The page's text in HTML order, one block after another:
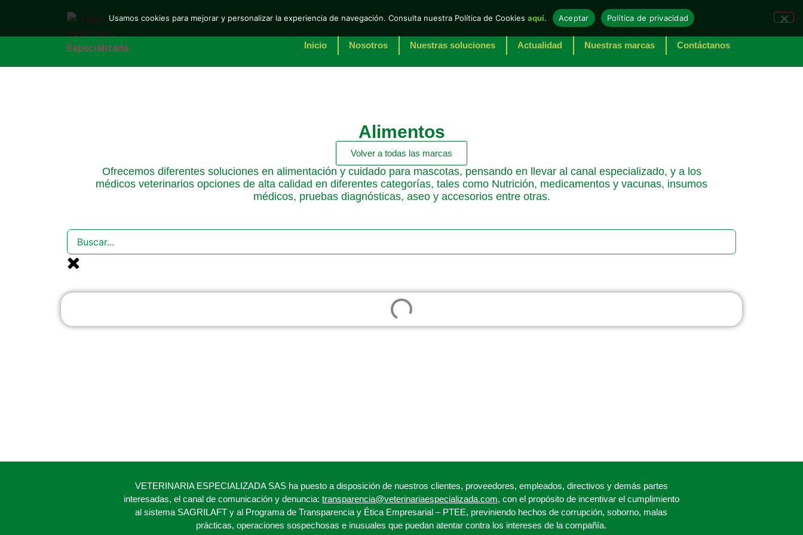
Inicio Nosotros Nuestras soluciones Actualidad Nuestras marcas Contáctanos
Alimentos
Volver a todas las marcas
Ofrecemos diferentes soluciones en alimentación y cuidado para mascotas, pensando en llevar al canal especializado, y a los
médicos veterinarios opciones de alta calidad en diferentes categorías, tales como Nutrición, medicamentos y vacunas, insumos
médicos, pruebas diagnósticas, aseo y accesorios entre otras.
VETERINARIA ESPECIALIZADA SAS ha puesto a disposición de nuestros clientes, proveedores, empleados, directivos y demás partes
interesadas, el canal de comunicación y denuncia: transparencia@veterinariaespecializada.com, con el propósito de incentivar el cumplimiento
al sistema SAGRILAFT y al Programa de Transparencia y Ética Empresarial – PTEE, previniendo hechos de corrupción, soborno, malas
prácticas, operaciones sospechosas e inusuales que puedan atentar contra los intereses de la compañía.
Usamos cookies para mejorar y personalizar la experiencia de navegación. Consulta nuestra Política de Cookies aquí. Aceptar Política de privacidad